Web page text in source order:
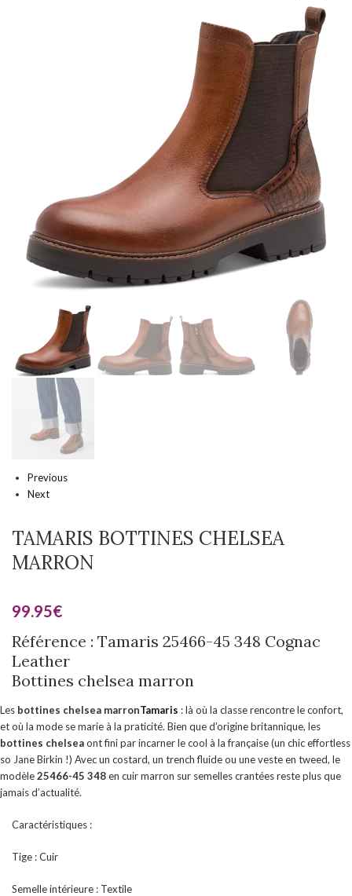
Previous
Next
TAMARIS BOTTINES CHELSEA
MARRON
99.95€
Référence : Tamaris 25466-45 348 Cognac
Leather
Bottines chelsea marron
Les bottines chelsea marronTamaris : là où la classe rencontre le confort,
et où la mode se marie à la praticité. Bien que d’origine britannique, les
bottines chelseaont fini par incarner le cool à la française (un chic effortless
so Jane Birkin !) Avec un costard, un trench fluide ou une veste en tweed, le
modèle25466-45 348en cuir marron sur semelles crantées reste plus que
jamais d’actualité.
Caractéristiques :
Tige : Cuir
Semelle intérieure : Textile